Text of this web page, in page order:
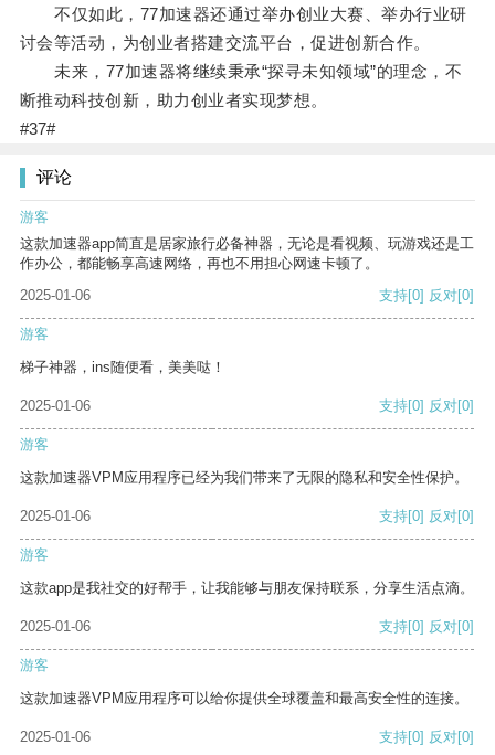
不仅如此，77加速器还通过举办创业大赛、举办行业研
讨会等活动，为创业者搭建交流平台，促进创新合作。
未来，77加速器将继续秉承“探寻未知领域”的理念，不
断推动科技创新，助力创业者实现梦想。
#37#
评论
游客
这款加速器app简直是居家旅行必备神器，无论是看视频、玩游戏还是工
作办公，都能畅享高速网络，再也不用担心网速卡顿了。
2025-01-06
支持[0] 反对[0]
游客
梯子神器，ins随便看，美美哒！
2025-01-06 支持[0] 反对[0]
游客
这款加速器VPM应用程序已经为我们带来了无限的隐私和安全性保护。
2025-01-06 支持[0] 反对[0]
游客
这款app是我社交的好帮手，让我能够与朋友保持联系，分享生活点滴。
2025-01-06 支持[0] 反对[0]
游客
这款加速器VPM应用程序可以给你提供全球覆盖和最高安全性的连接。
2025-01-06 支持[0] 反对[0]